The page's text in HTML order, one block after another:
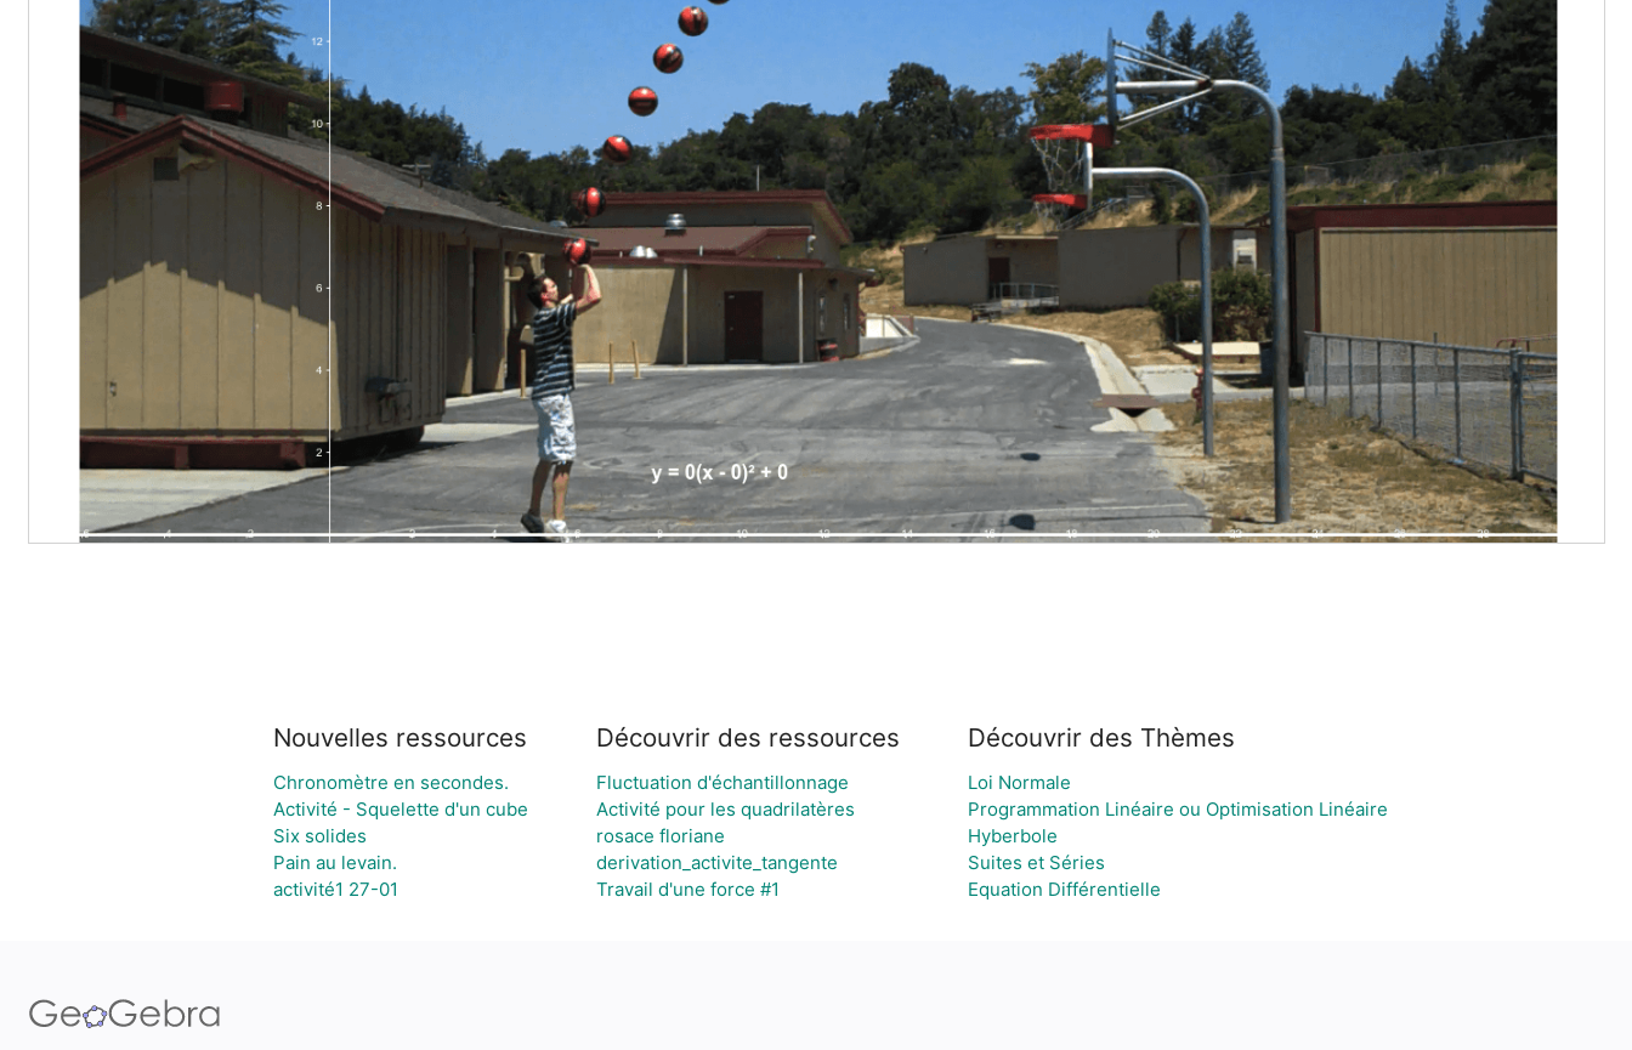
Nouvelles ressources
Chronomètre en secondes.
Activité - Squelette d'un cube
Six solides
Pain au levain.
activité1 27-01
Découvrir des ressources
Fluctuation d'échantillonnage
Activité pour les quadrilatères
rosace floriane
derivation_activite_tangente
Travail d'une force #1
Découvrir des Thèmes
Loi Normale
Programmation Linéaire ou Optimisation Linéaire
Hyberbole
Suites et Séries
Equation Différentielle